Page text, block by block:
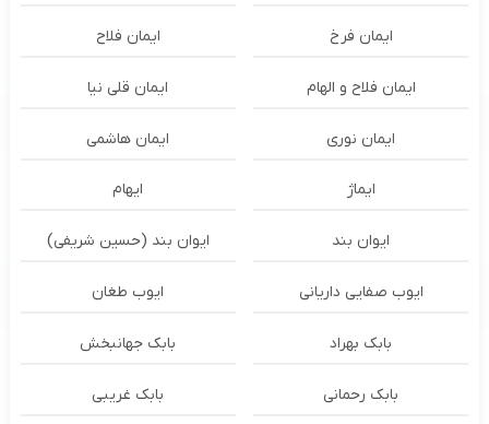
ایمان فرخ ایمان فلاح
ایمان فلاح و الهام ایمان قلی نیا
ایمان نوری ایمان هاشمی
ایماژ ایهام
ایوان بند ایوان بند (حسین شریفی)
ایوب صفایی داریانی ایوب طغان
بابک بهراد بابک جهانبخش
بابک رحمانی بابک غریبی